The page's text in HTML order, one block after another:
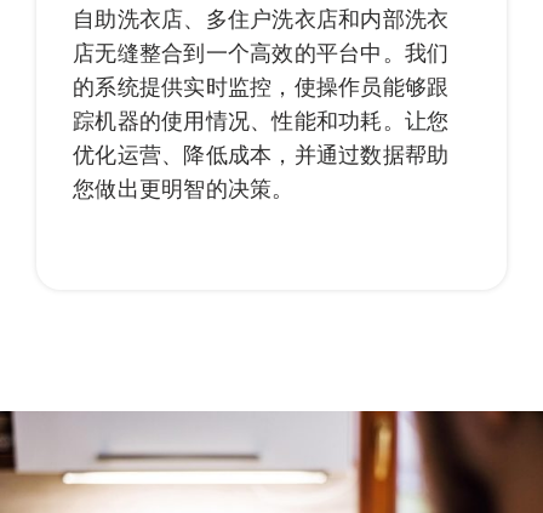
自助洗衣店、多住户洗衣店和内部洗衣
店无缝整合到一个高效的平台中。我们
的系统提供实时监控，使操作员能够跟
踪机器的使用情况、性能和功耗。让您
优化运营、降低成本，并通过数据帮助
您做出更明智的决策。